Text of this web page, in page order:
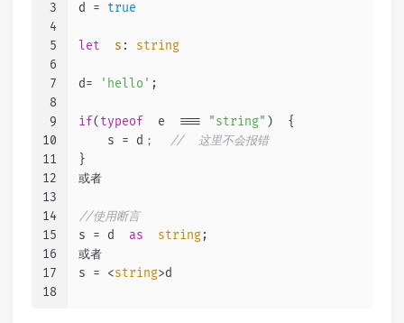
3
4
5
6
7
8
9
10
11
12
13
14
15
16
17
18
d = true
let s : string
d= 'hello' ;
if( typeof
  e  ===
"string" )  {
    s = d；
//  这里不会报错
}
或者
//使用断言
s = d as string;
或者
s = <string>d